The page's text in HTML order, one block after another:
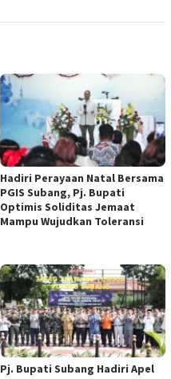
Hadiri Perayaan Natal Bersama
PGIS Subang, Pj. Bupati
Optimis Soliditas Jemaat
Mampu Wujudkan Toleransi
Pj. Bupati Subang Hadiri Apel